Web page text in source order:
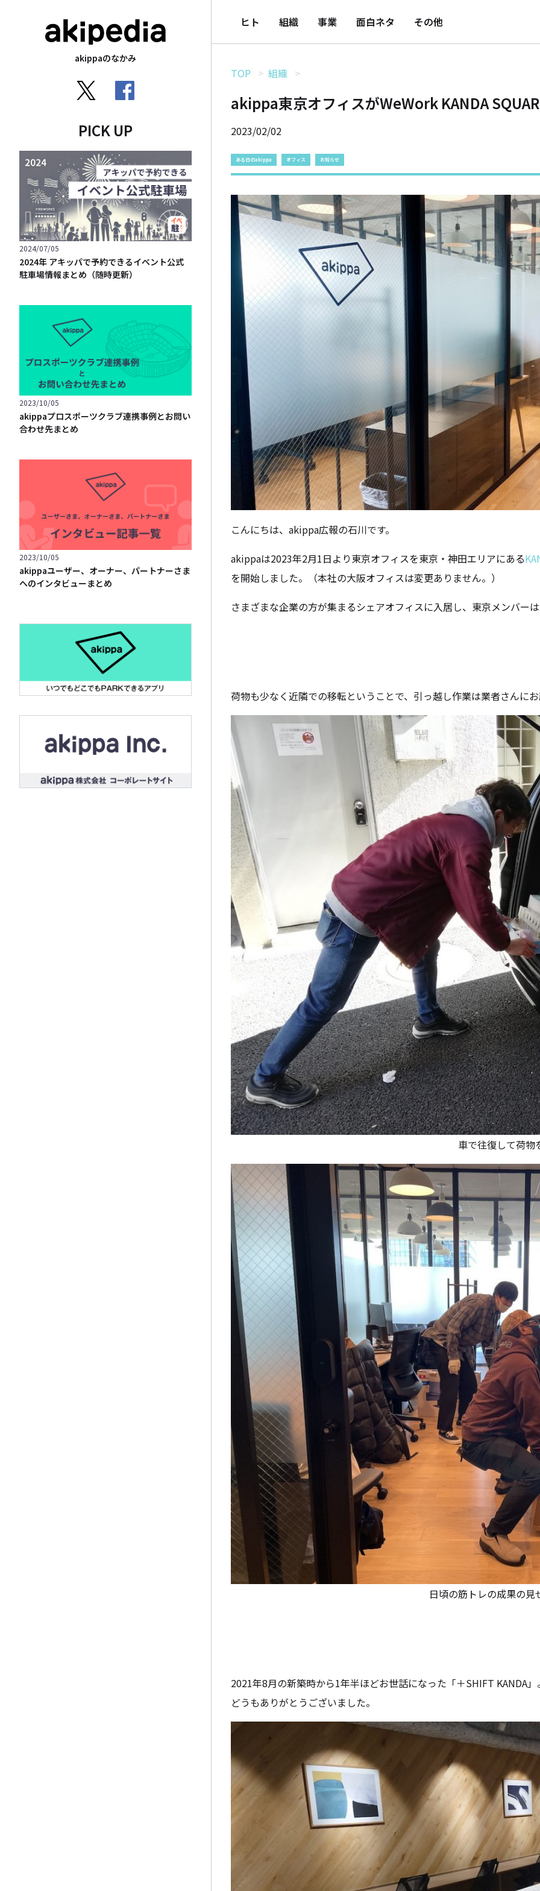
akippaのなかみ
PICK UP
2024/07/05
2024年 アキッパで予約できるイベント公式
駐車場情報まとめ（随時更新）
2023/10/05
akippaプロスポーツクラブ連携事例とお問い
合わせ先まとめ
2023/10/05
akippaユーザー、オーナー、パートナーさま
へのインタビューまとめ
ヒト 組織 事業 面白ネタ その他
TOP 組織
akippa東京オフィスがWeWork KANDA
2023/02/02
ある日のakippa オフィス お知らせ
こんにちは、akippa広報の石川です。
akippaは2023年2月1日より東京オフィスを東京・神田エリアにある
を開始しました。（本社の大阪オフィスは変更ありません。）
さまざまな企業の方が集まるシェアオフィスに入居し、東京メンバー
荷物も少なく近隣での移転ということで、引っ越し作業は業者さんに
車で往復して荷物
日頃の筋トレの成果の
2021年8月の新築時から1年半ほどお世話になった「＋SHIFT KANDA」
どうもありがとうございました。